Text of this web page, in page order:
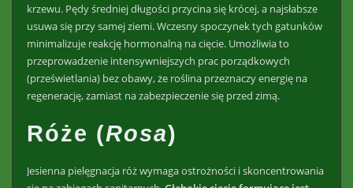
krzewu. Pędy średniej długości przycina się krócej, a najsłabsze
usuwa się przy samej ziemi. Wczesny spoczynek tych gatunków
minimalizuje reakcję hormonalną na cięcie. Umożliwia to
przeprowadzenie intensywniejszych prac porządkowych
(prześwietlania) bez obawy, że roślina przeznaczy energię na
regenerację, zamiast na zabezpieczenie się przed zimą.
Róże (Rosa)
Jesienna pielęgnacja róż wymaga ostrożności i skoncentrowania